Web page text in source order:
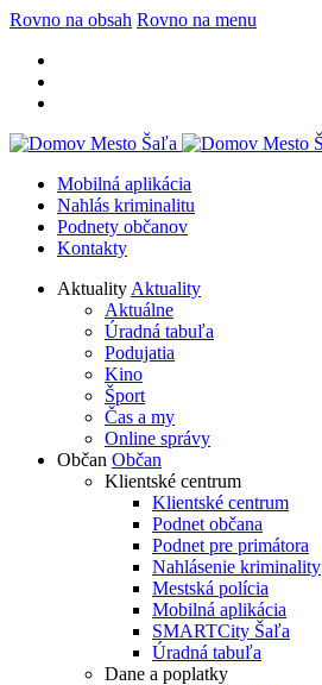
Rovno na obsah Rovno na menu
Mobilná aplikácia
Nahlás kriminalitu
Podnety občanov
Kontakty
Aktuality Aktuality
Aktuálne
Úradná tabuľa
Podujatia
Kino
Šport
Čas a my
Online správy
Občan Občan
Klientské centrum
Klientské centrum
Podnet občana
Podnet pre primátora
Nahlásenie kriminality
Mestská polícia
Mobilná aplikácia
SMARTCity Šaľa
Úradná tabuľa
Dane a poplatky